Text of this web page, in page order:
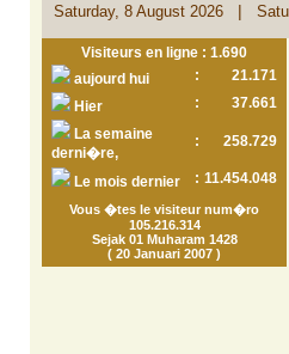
Saturday, 8 August 2026 |
Visiteurs en ligne : 1.690
aujourd hui
:
21.171
Hier
:
37.661
La semaine
derni�re,
: 258.729
Le mois dernier : 11.454.048
Vous �tes le visiteur num�ro
105.216.314
Sejak 01 Muharam 1428
( 20 Januari 2007 )